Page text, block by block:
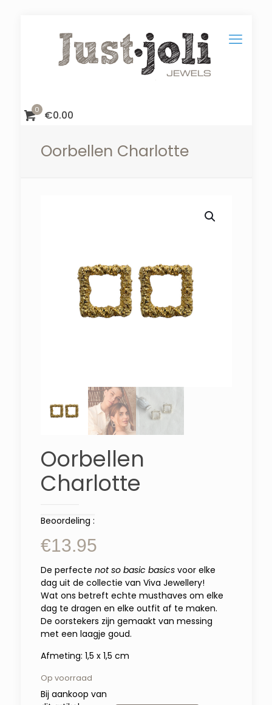
0 €0.00
Oorbellen Charlotte
Oorbellen
Charlotte
Beoordeling :
€13.95
De perfecte not so basic basicsvoor elke
dag uit de collectie van Viva Jewellery!
Wat ons betreft echte musthaves om elke
dag te dragen en elke outfit af te maken.
De oorstekers zijn gemaakt van messing
met een laagje goud.
Afmeting: 1,5 x 1,5 cm
Op voorraad
Bij aankoop van